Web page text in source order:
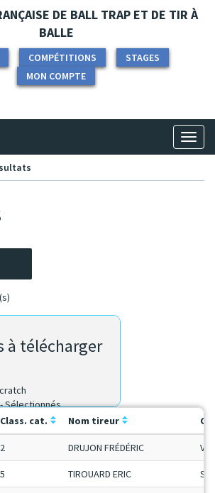
DE BALL TRAP ET DE TIR À
BALLE
COMPÉTITIONS
STAGES
MON COMPTE
à télécharger
- Sélectionnés
Class. cat. Nom tireur
2 DRUJON FRÉDÉRIC Vet
5 TIROUARD ERIC